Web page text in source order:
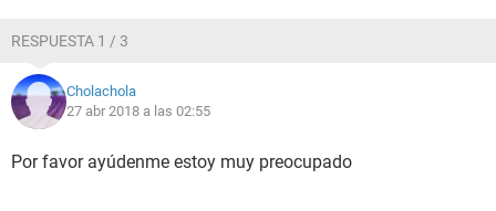
RESPUESTA 1 / 3
Cholachola
27 abr 2018 a las 02:55
Por favor ayúdenme estoy muy preocupado